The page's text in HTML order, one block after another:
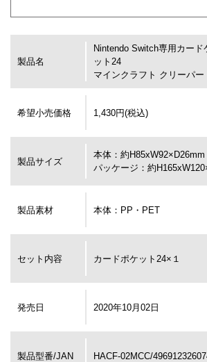
製品名
Nintendo Switch専用カー
ット24
マインクラフト クリーパー
希望小売価格 1,430円(税込)
製品サイズ
本体：約H85xW92×D26mm
パッケージ：約
製品素材 本体：PP・PET
セット内容 カードポケット24×１
発売日 2020年10月02日
製品型番/JAN HACF-02MCC/